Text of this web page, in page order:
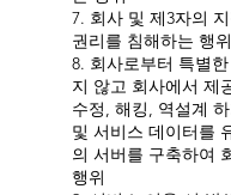
7. 회사 및 제3자의
권리를 침해하는 행위
8. 회사로부터 특별
지 않고 회사에서 제
수정, 해킹, 역설계
및 서비스 데이터를
의 서버를 구축하여
행위